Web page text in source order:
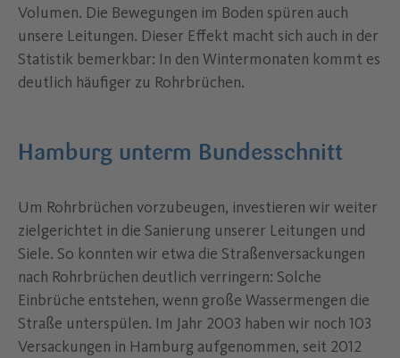
Volumen. Die Bewegungen im Boden spüren auch
unsere Leitungen. Dieser Effekt macht sich auch in der
Statistik bemerkbar: In den Wintermonaten kommt es
deutlich häufiger zu Rohrbrüchen.
Hamburg unterm Bundesschnitt
Um Rohrbrüchen vorzubeugen, investieren wir weiter
zielgerichtet in die Sanierung unserer Leitungen und
Siele. So konnten wir etwa die Straßenversackungen
nach Rohrbrüchen deutlich verringern: Solche
Einbrüche entstehen, wenn große Wassermengen die
Straße unterspülen. Im Jahr 2003 haben wir noch 103
Versackungen in Hamburg aufgenommen, seit 2012